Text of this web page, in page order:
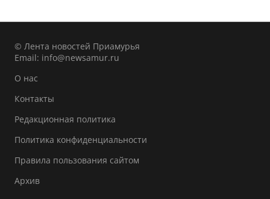
© Лента новостей Приамурья
Email: info@newsamur.ru
О нас
Контакты
Редакционная политика
Политика конфиденциальности
Правила пользования сайтом
Архив